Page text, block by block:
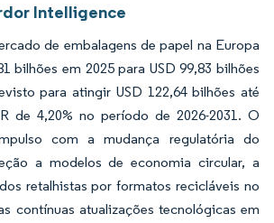
Intelligence
de embalagens de papel na Europa
bilhões em 2025 para USD 99,83 bilhões
para atingir USD 122,64 bilhões até
de 4,20% no período de 2026-2031. O
com a mudança regulatória do
a modelos de economia circular, a
retalhistas por formatos recicláveis no
contínuas atualizações tecnológicas em